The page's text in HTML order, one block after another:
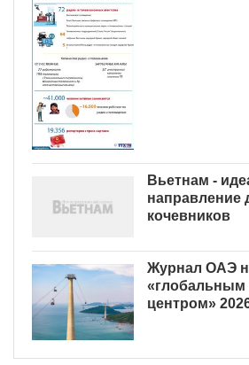
Вьетнам -
кочевников
Журнал ОАЭ
«глобальным
центром»